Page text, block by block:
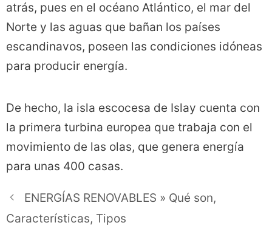
atrás, pues en el océano Atlántico, el mar del
Norte y las aguas que bañan los países
escandinavos, poseen las condiciones idóneas
para producir energía.
De hecho, la isla escocesa de Islay cuenta con
la primera turbina europea que trabaja con el
movimiento de las olas, que genera energía
para unas 400 casas.
ENERGÍAS RENOVABLES » Qué son,
Características, Tipos